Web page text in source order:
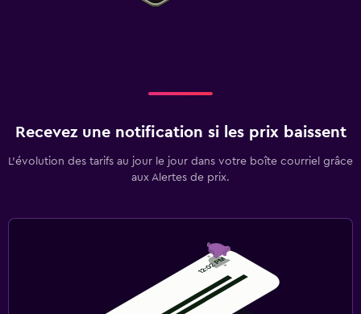
Recevez une notification si les prix baissent
L’évolution des tarifs au jour le jour dans votre boîte courriel grâce
aux Alertes de prix.